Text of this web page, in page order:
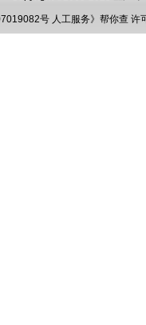
号 人工服务》帮你查 许